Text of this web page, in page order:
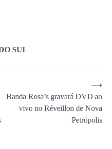
SUL
Banda Rosa’s gravará DVD ao
vivo no Réveillon de Nova
Petrópolis
⟶